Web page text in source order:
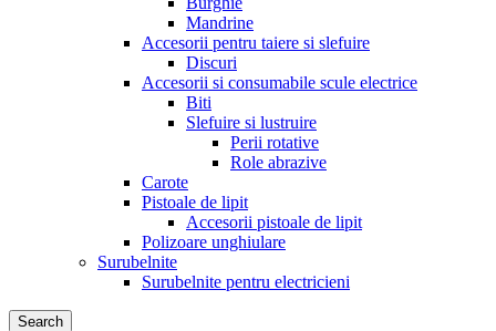
Mandrine
Accesorii pentru taiere si slefuire
Discuri
Accesorii si consumabile scule electrice
Biti
Slefuire si lustruire
Perii rotative
Role abrazive
Carote
Pistoale de lipit
Accesorii pistoale de lipit
Polizoare unghiulare
Surubelnite
Surubelnite pentru electricieni
Search